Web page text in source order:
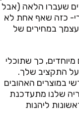
שעברו הלאה (אבל
כזה שאף אחת לא
עצמך במחירים של
מיוחדים, כך שתוכלי
התקציב שלך.
במוצרים האהובים
שלנו מתעדכנת
ליהנות